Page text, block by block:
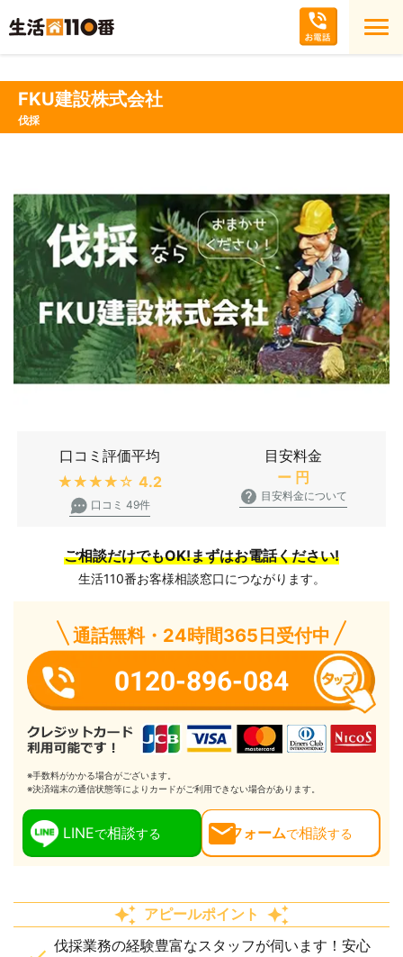
FKU建設株式会社
伐採
口コミ評価平均
★★★★★ 4.2
口コミ 49件
目安料金
ー 円
目安料金について
ご相談だけでもOK!まずはお電話ください!
生活110番お客様相談窓口につながります。
通話無料・24時間365日受付中
0120-896-084
※手数料がかかる場合がございます。
※決済端末の通信状態等によりカードがご利用できない場合があります。
LINEで相談する フォームで相談する
アピールポイント
伐採業務の経験豊富なスタッフが伺います！安心